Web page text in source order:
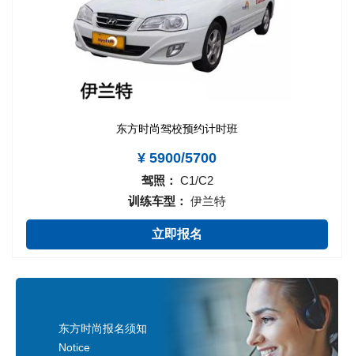
东方时尚驾校预约计时班
¥ 5900/5700
驾照： C1/C2
训练车型： 伊兰特
立即报名
东方时尚报名须知
Notice